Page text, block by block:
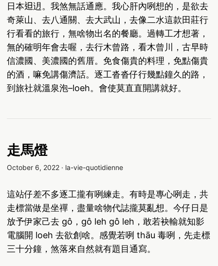
日本𨑨迌。我煞無話通應。我心肝內咧想的，是欲去
奇萊山、去八通關、去大武山，去像二水這款田莊行
行看看的旅行，無啥物出名的餐廳。過轉工才想著，
無的確明年會去喔，去行木曾路，看木曾川，古早時
信濃國、美濃國的舊厝。免食傷貴的料理，免點傷貴
的酒，嘛免講傷濟話。逐工沓沓仔行幾點鐘久的路，
到旅社就溫泉泡–loeh。會使莫直直開講就好。
走馬燈
October 6, 2022 · la-vie-quotidienne
這站仔差不多逐工攏有咧練走。有時是專心咧走，共
走標當做是坐禪，盡量啥物代誌攏莫亂想。今仔日是
放予伊家己去 gô，gô leh gô leh，敢若袂輸就知影
電腦開 loeh 去欲創啥。感覺若咧 thāu 毒咧，先走標
三十分鐘，煞落來自然就有題目通寫。